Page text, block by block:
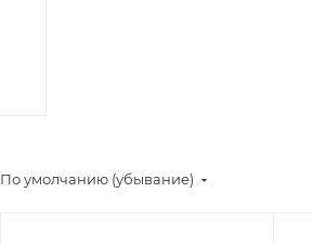
По умолчанию (убывание)